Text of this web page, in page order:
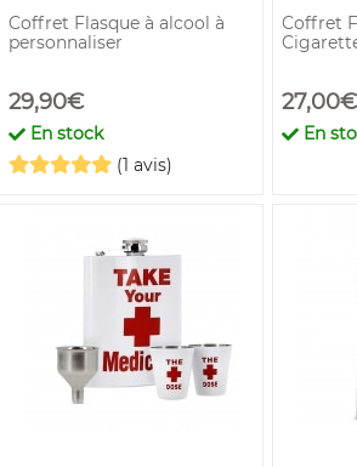
Coffret Flasque à alcool à
personnaliser
29,90€
En stock
(1 avis)
Coffret
27,00€
En